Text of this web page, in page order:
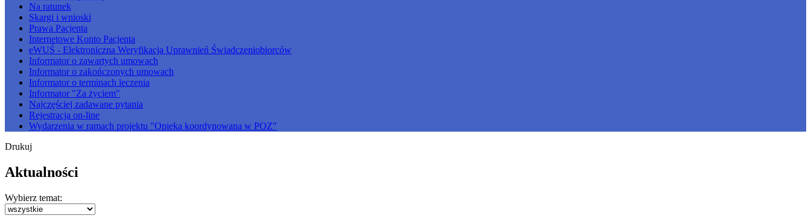
Na ratunek
Skargi i wnioski
Prawa Pacjenta
Internetowe Konto Pacjenta
eWUŚ - Elektroniczna Weryfikacja Uprawnień Świadczeniobiorców
Informator o zawartych umowach
Informator o zakończonych umowach
Informator o terminach leczenia
Informator "Za życiem"
Najczęściej zadawane pytania
Rejestracja on-line
Wydarzenia w ramach projektu "Opieka koordynowana w POZ"
Drukuj
Aktualności
Wybierz temat: